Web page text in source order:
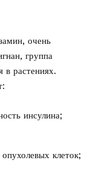
очень
группа
в растениях.
инсулина;
клеток;